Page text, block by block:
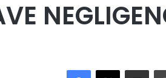
Facebook
X Enviar vía